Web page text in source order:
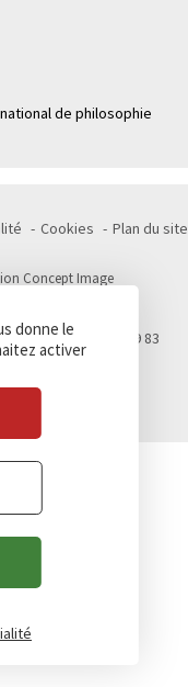
de philosophie
Cookies
Plan du site
Concept Image
scolaire : 02 99 28 19 83
donne le
activer